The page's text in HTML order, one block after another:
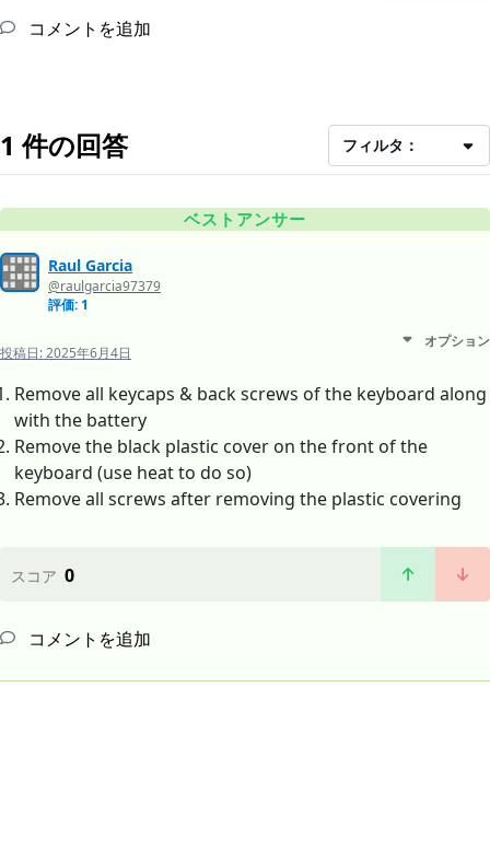
コメントを追加
1 件の回答 フィルタ：
ベストアンサー
Raul Garcia
@raulgarcia97379
評価: 1
投稿日:2025年6月4日
オプション
Remove all keycaps & back screws of the keyboard along
with the battery
Remove the black plastic cover on the front of the
keyboard (use heat to do so)
Remove all screws after removing the plastic covering
スコア 0
コメントを追加